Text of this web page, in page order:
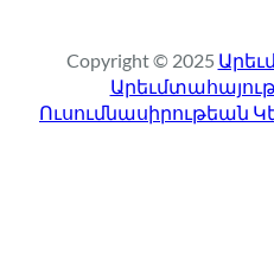
c
h
Copyright © 2025
Ուսումնասիրութեան